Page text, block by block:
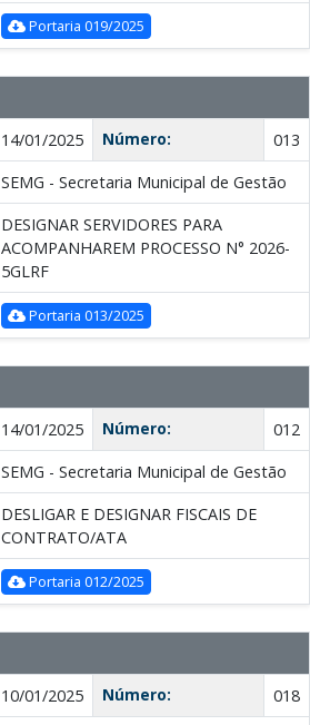
Portaria 019/2025
14/01/2025 Número:
013
SEMG - Secretaria Municipal de Gestão
DESIGNAR SERVIDORES PARA
ACOMPANHAREM PROCESSO N° 2026-
5GLRF
Portaria 013/2025
14/01/2025 Número:
012
SEMG - Secretaria Municipal de Gestão
DESLIGAR E DESIGNAR FISCAIS DE
CONTRATO/ATA
Portaria 012/2025
10/01/2025 Número:
018